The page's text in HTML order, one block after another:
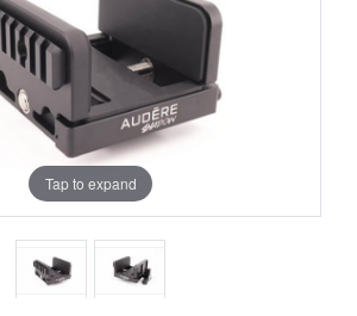
Tap to expand